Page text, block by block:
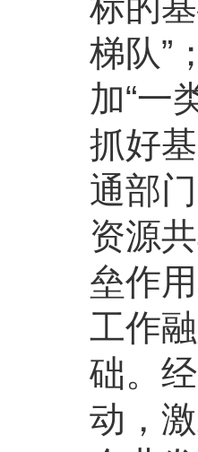
梯队”
加“一
抓好
通部
资源
垒作用
工作
础。
动，